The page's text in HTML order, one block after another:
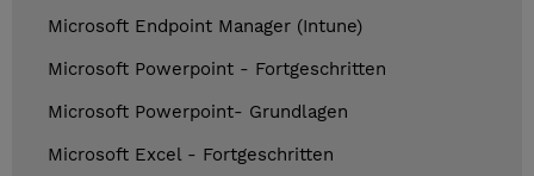
Microsoft Endpoint Manager (Intune)
Microsoft Powerpoint - Fortgeschritten
Microsoft Powerpoint- Grundlagen
Microsoft Excel - Fortgeschritten